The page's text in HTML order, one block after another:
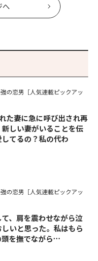
へ
の恋男［人気連載ピックアッ
た妻に急に呼び出され再
しい妻がいることを伝
てるの？私の代わ
の恋男［人気連載ピックアッ
、肩を震わせながら泣
いと思った。私はもら
頭を撫でながら…